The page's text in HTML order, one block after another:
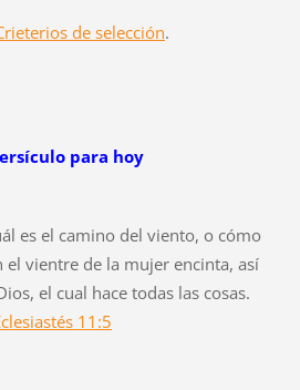
de selección.
para hoy
es el camino del viento, o cómo
el vientre de la mujer encinta, así
el cual hace todas las cosas.
11:5